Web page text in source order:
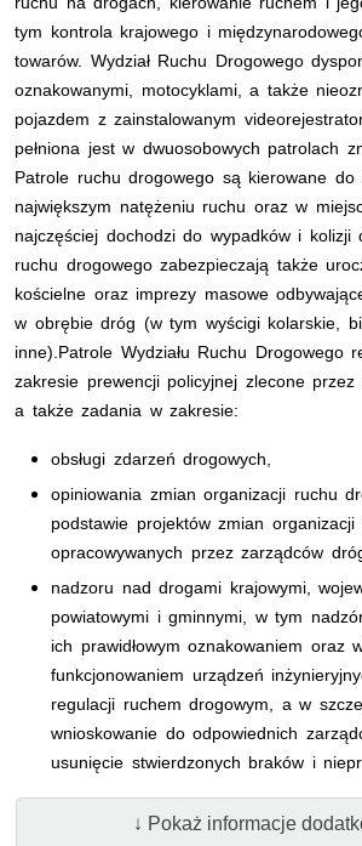
tym kontrola krajowego i
towarów. Wydział Ruchu Drogowego
oznakowanymi, motocyklami, a także
pojazdem z zainstalowanym
pełniona jest w dwuosobowych patrolach
Patrole ruchu drogowego są kierowane do
największym natężeniu ruchu oraz w
najczęściej dochodzi do wypadków i kolizji
ruchu drogowego zabezpieczają także
kościelne oraz imprezy masowe
w obrębie dróg (w tym wyścigi kolarskie,
inne). Patrole Wydziału Ruchu Drogowego
zakresie prewencji policyjnej zlecone
a także zadania w zakresie:
obsługi zdarzeń drogowych,
opiniowania zmian organizacji ruchu
podstawie projektów zmian
opracowywanych przez zarządców
nadzoru nad drogami krajowymi,
powiatowymi i gminnymi, w tym
ich prawidłowym oznakowaniem oraz
funkcjonowaniem urządzeń
regulacji ruchem drogowym, a w
wnioskowanie do odpowiednich
usunięcie stwierdzonych braków i
↓ Pokaż informacje